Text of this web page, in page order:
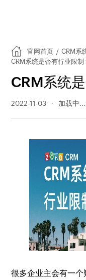
官网首页 / CRM系
CRM系统是否有行业限制
CRM系统
2022-11-03 284 阅读
很多企业主会有一个